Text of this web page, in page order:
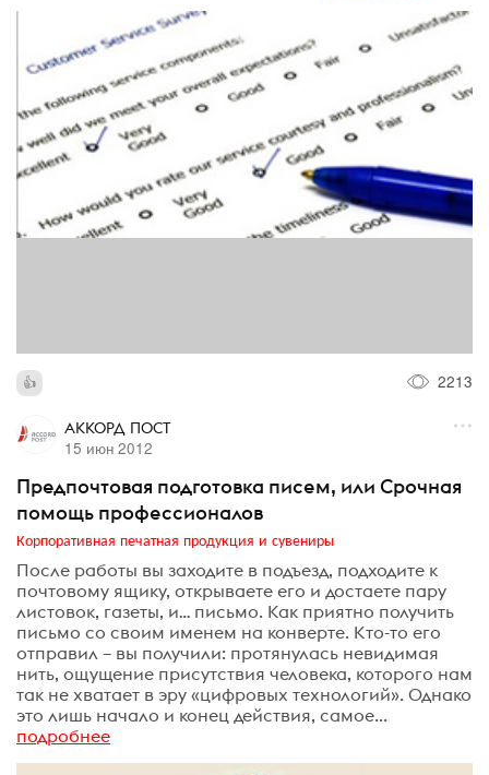
2213
АККОРД ПОСТ
15 июн 2012
Предпочтовая подготовка писем, или Срочная
помощь профессионалов
Корпоративная печатная продукция и сувениры
После работы вы заходите в подъезд, подходите к
почтовому ящику, открываете его и достаете пару
листовок, газеты, и… письмо. Как приятно получить
письмо со своим именем на конверте. Кто-то его
отправил – вы получили: протянулась невидимая
нить, ощущение присутствия человека, которого нам
так не хватает в эру «цифровых технологий». Однако
это лишь начало и конец действия, самое...
подробнее